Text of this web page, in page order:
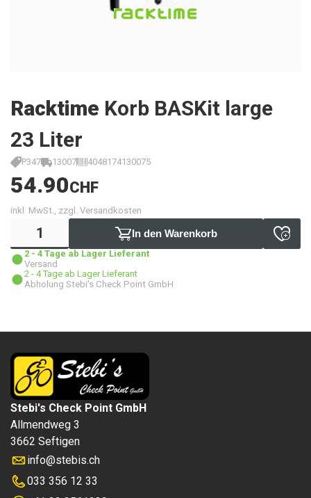
Racktime Korb BASKit large
23 Liter
P347 13007 4048174130075
54.90CHF
inkl. MwSt., zzgl. Versandkosten
In den Warenkorb
2 - 4 Tage ab Lager Lieferant
Versand
2 - 4 Tage ab Lager Lieferant
Abholung Stebi's Check Point GmbH
Stebi's Check Point GmbH
Allmendweg 3
3662 Seftigen
info@stebis.ch
033 356 12 33